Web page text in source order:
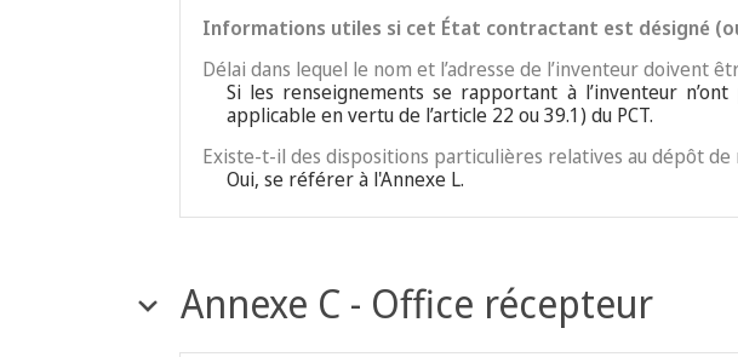
Informations utiles si cet État contractant est désigné
Délai dans lequel le nom et l’adresse de l’inventeur doivent
Si les renseignements se rapportant à l’inventeur
applicable en vertu de l’article 22 ou 39.1) du PCT.
Existe-t-il des dispositions particulières relatives au dépôt
Oui, se référer à l'Annexe L.
Annexe C - Office récepteur